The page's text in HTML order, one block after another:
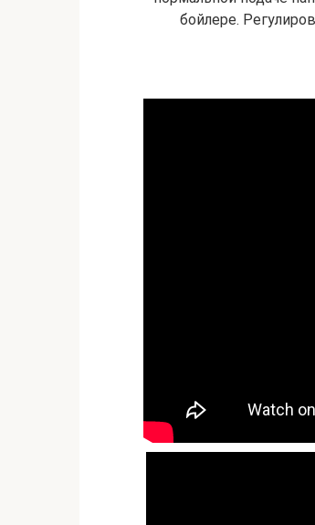
бойлере.